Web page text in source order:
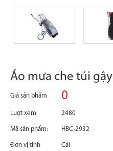
Áo mưa che túi gậy
Giá sản phẩm 0
Luợt xem 2480
Mã sản phẩm: HBC-2932
Đơn vị tính Cái